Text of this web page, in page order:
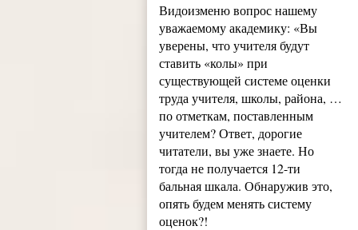
Видоизменю вопрос нашему
уважаемому академику: «Вы
уверены, что учителя будут
ставить «колы» при
существующей системе оценки
труда учителя, школы, района, …
по отметкам, поставленным
учителем? Ответ, дорогие
читатели, вы уже знаете. Но
тогда не получается 12-ти
бальная шкала. Обнаружив это,
опять будем менять систему
оценок?!